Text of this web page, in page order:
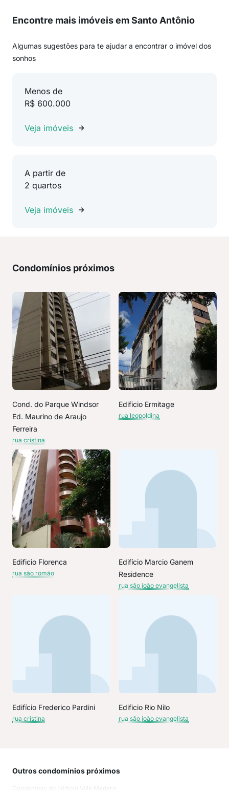
Encontre mais imóveis em Santo Antônio
Algumas sugestões para te ajudar a encontrar o imóvel dos
sonhos
Menos de
R$ 600.000
Veja imóveis
A partir de
2 quartos
Veja imóveis
Condomínios próximos
Cond. do Parque Windsor
Ed. Maurino de Araujo
Ferreira
rua cristina
Edificio Ermitage
rua leopoldina
Edificio Florenca
rua são romão
Edifício Marcio Ganem
Residence
rua são joão evangelista
Edifício Frederico Pardini
rua cristina
Edificio Rio Nilo
rua são joão evangelista
Outros condomínios próximos
Condominio do Edificio Villa Madero